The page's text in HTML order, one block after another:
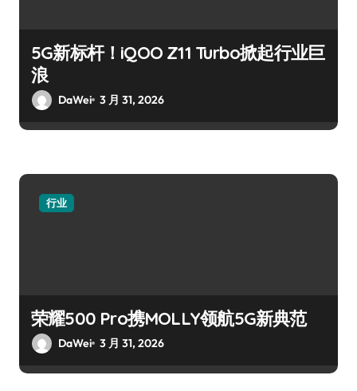
5G新标杆！iQOO Z11 Turbo掀起行业巨
浪
DaWei 3 月 31, 2026
行业
荣耀500 Pro携MOLLY领航5G新典范
DaWei 3 月 31, 2026